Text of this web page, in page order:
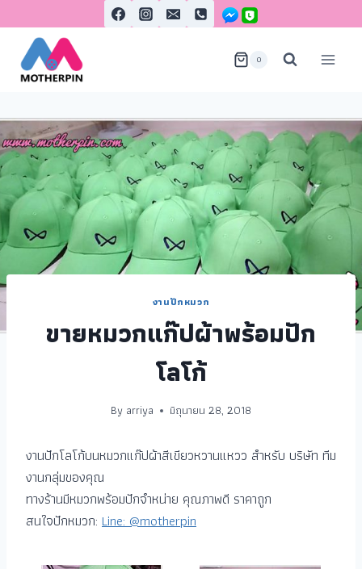
0
งานปักหมวก
ขายหมวกแก๊ปผ้าพร้อมปัก
โลโก้
By arriya มิถุนายน 28, 2018
งานปักโลโก้บนหมวกแก๊ปผ้าสีเขียวหวานแหวว สำหรับ บริษัท ทีม
งานกลุ่มของคุณ
ทางร้านมีหมวกพร้อมปักจำหน่าย คุณภาพดี ราคาถูก
สนใจปักหมวก: Line: @motherpin